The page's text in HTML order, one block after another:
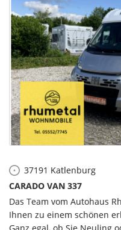
37191 Katlenburg
CARADO VAN 337
Das Team vom Autohaus
Ihnen zu einem schönen